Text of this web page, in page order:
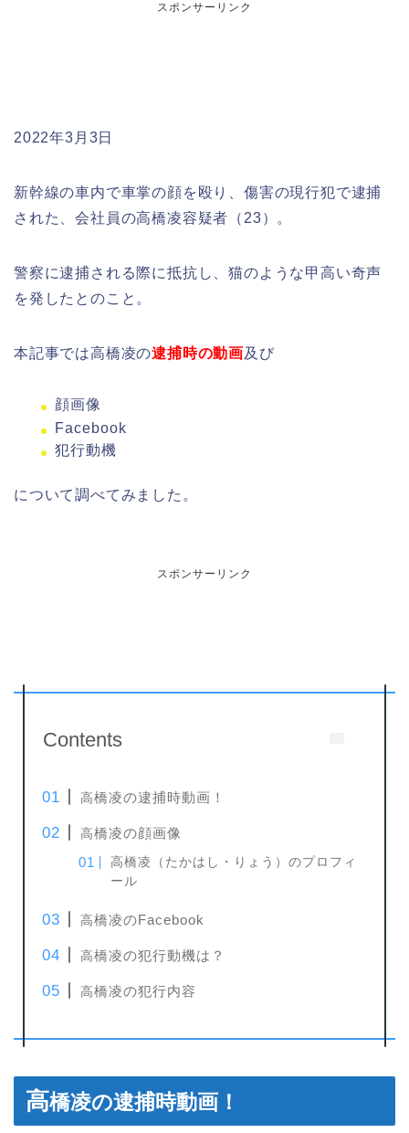
スポンサーリンク
2022年3月3日
新幹線の車内で車掌の顔を殴り、傷害の現行犯で逮捕
された、会社員の高橋凌容疑者（23）。
警察に逮捕される際に抵抗し、猫のような甲高い奇声
を発したとのこと。
本記事では高橋凌の逮捕時の動画及び
顔画像
Facebook
犯行動機
について調べてみました。
スポンサーリンク
Contents
高橋凌の逮捕時動画！
高橋凌の顔画像
高橋凌（たかはし・りょう）のプロフィ
ール
高橋凌のFacebook
高橋凌の犯行動機は？
高橋凌の犯行内容
高橋凌の逮捕時動画！